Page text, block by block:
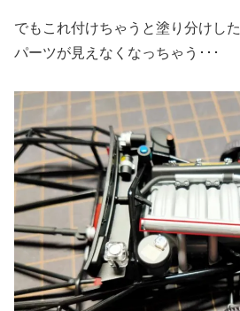
でもこれ付けちゃうと塗り分けした
パーツが見えなくなっちゃう･･･